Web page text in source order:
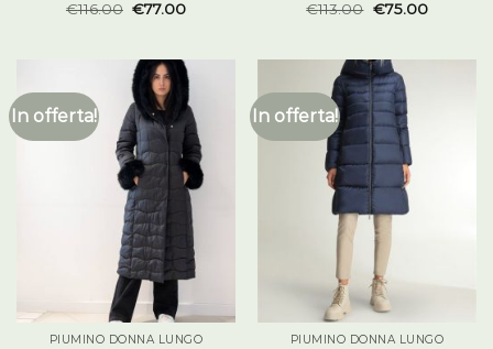
€116.00 €77.00
€113.00 €75.00
In offerta!
PIUMINO DONNA LUNGO
In offerta!
PIUMINO DONNA LUNGO